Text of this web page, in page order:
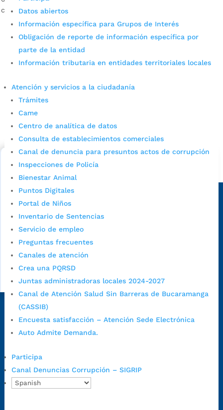
Datos abiertos
Información específica para Grupos de Interés
Obligación de reporte de información específica por
parte de la entidad
Información tributaria en entidades territoriales locales
Atención y servicios a la ciudadanía
Trámites
Came
Centro de analítica de datos
Consulta de establecimientos comerciales
Canal de denuncia para presuntos actos de corrupción
Inspecciones de Policía
Bienestar Animal
Puntos Digitales
Portal de Niños
Inventario de Sentencias
Servicio de empleo
Preguntas frecuentes
Canales de atención
Crea una PQRSD
Juntas administradoras locales 2024-2027
Canal de Atención Salud Sin Barreras de Bucaramanga
(CASSIB)
Encuesta satisfacción – Atención Sede Electrónica
Auto Admite Demanda.
Participa
Canal Denuncias Corrupción – SIGRIP
cumplimiento […]
Cupos Escolares Bucaramanga 2022
Consulta aqui los pasos para inscribirse y solicitar un
cupo escolar en los colegios oficiales de
Alcaldía de Bucaramanga
Sede principal
Dirección Fase I:
Colombia.
Dirección Fase II:Carrera 11 # 34-52, Bucaramanga, Santander,
Código Postal:
Lunes a jueves de 7:00 a.m. a 12:00 m y de
1:00 p.m. a 5:30 p.m. / viernes jornada continua en el horario de